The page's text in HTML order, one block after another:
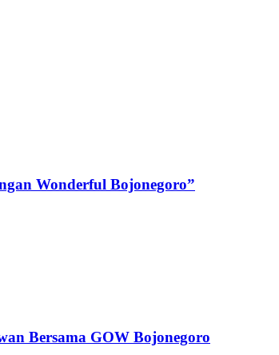
Wonderful Bojonegoro”
Bersama GOW Bojonegoro